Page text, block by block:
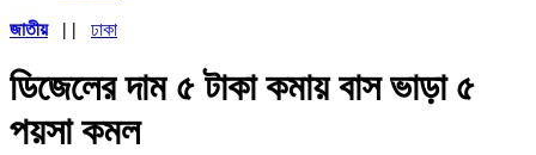
জাতীয়
| | ঢাকা
ডিজেলের দাম ৫ টাকা কমায় বাস ভাড়া ৫
পয়সা কমল